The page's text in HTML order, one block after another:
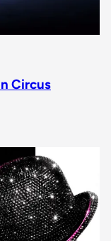
Circus